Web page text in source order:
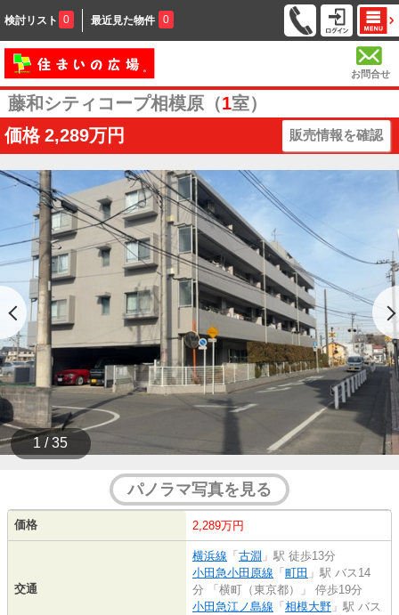
検討リスト 0 最近見た物件 0
お問合せ
藤和シティコープ相模原（1室）
価格 2,289万円 販売情報を確認
1 / 35
パノラマ写真を見る
価格 2,289万円
交通
横浜線 「 古淵 」駅 徒歩13分
小田急小田原線 「 町田 」駅 バス14
分 「横町（東京都）」 停歩19分
小田急江ノ島線 「 相模大野 」駅 バス